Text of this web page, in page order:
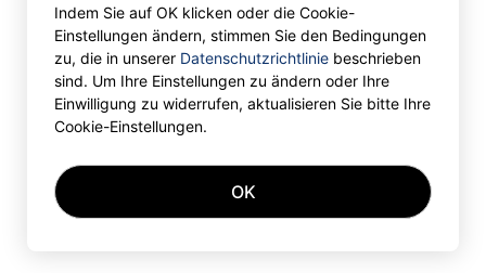
Indem Sie auf OK klicken oder die Cookie-
Einstellungen ändern, stimmen Sie den Bedingungen
zu, die in unserer Datenschutzrichtlinie beschrieben
sind. Um Ihre Einstellungen zu ändern oder Ihre
Einwilligung zu widerrufen, aktualisieren Sie bitte Ihre
Cookie-Einstellungen.
OK